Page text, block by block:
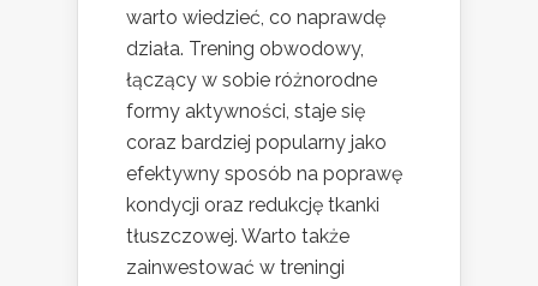
warto wiedzieć, co naprawdę
działa. Trening obwodowy,
łączący w sobie różnorodne
formy aktywności, staje się
coraz bardziej popularny jako
efektywny sposób na poprawę
kondycji oraz redukcję tkanki
tłuszczowej. Warto także
zainwestować w treningi